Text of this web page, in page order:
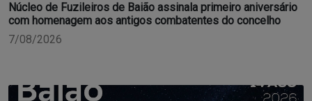
Núcleo de Fuzileiros de Baião assinala primeiro aniversário
com homenagem aos antigos combatentes do concelho
7/08/2026